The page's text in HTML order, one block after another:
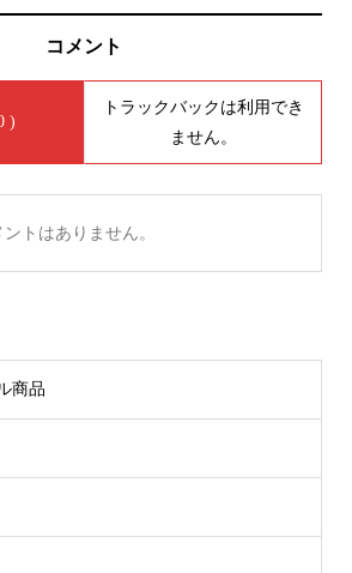
コメント
)
トラックバックは利用でき
ません。
トはありません。
商品